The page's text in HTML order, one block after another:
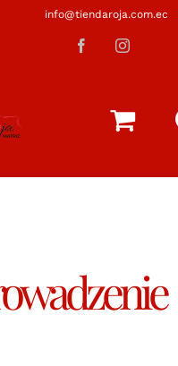
info@tiendaroja.com.ec
FacebookInstagram